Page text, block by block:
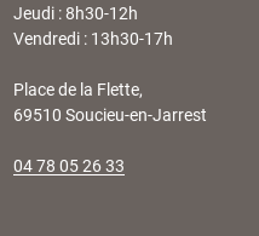
Jeudi : 8h30-12h
Vendredi : 13h30-17h
Place de la Flette,
69510 Soucieu-en-Jarrest
04 78 05 26 33